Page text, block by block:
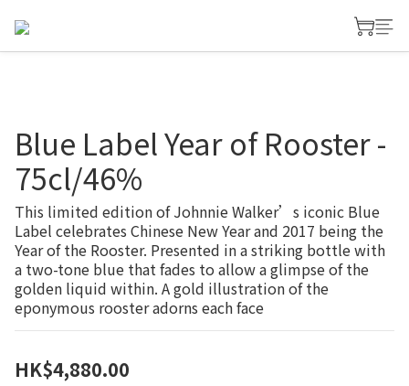
Blue Label Year of Rooster -
75cl/46%
This limited edition of Johnnie Walker’s iconic Blue
Label celebrates Chinese New Year and 2017 being the
Year of the Rooster. Presented in a striking bottle with
a two-tone blue that fades to allow a glimpse of the
golden liquid within. A gold illustration of the
eponymous rooster adorns each face
HK$4,880.00